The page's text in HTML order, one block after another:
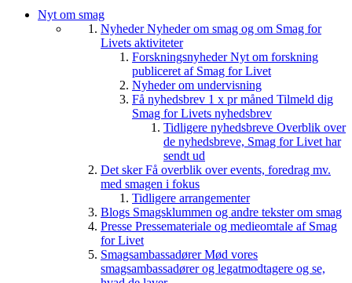
Nyt om smag
NyhederNyheder om smag og om Smag for
Livets aktiviteter
ForskningsnyhederNyt om forskning
publiceret af Smag for Livet
Nyheder om undervisning
Få nyhedsbrev 1 x pr måned Tilmeld dig
Smag for Livets nyhedsbrev
Tidligere nyhedsbreve Overblik over
de nyhedsbreve, Smag for Livet har
sendt ud
Det skerFå overblik over events, foredrag mv.
med smagen i fokus
Tidligere arrangementer
Blogs Smagsklummen og andre tekster om smag
Presse Pressemateriale og medieomtale af Smag
for Livet
SmagsambassadørerMød vores
smagsambassadører og legatmodtagere og se,